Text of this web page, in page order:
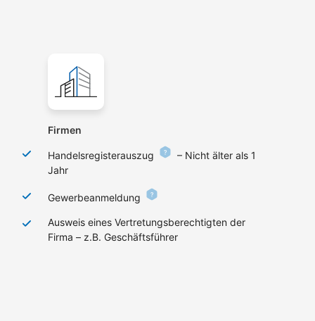
Firmen
Handelsregisterauszug
– Nicht älter als 1
Jahr
Gewerbeanmeldung
Ausweis eines Vertretungsberechtigten der
Firma – z.B. Geschäftsführer